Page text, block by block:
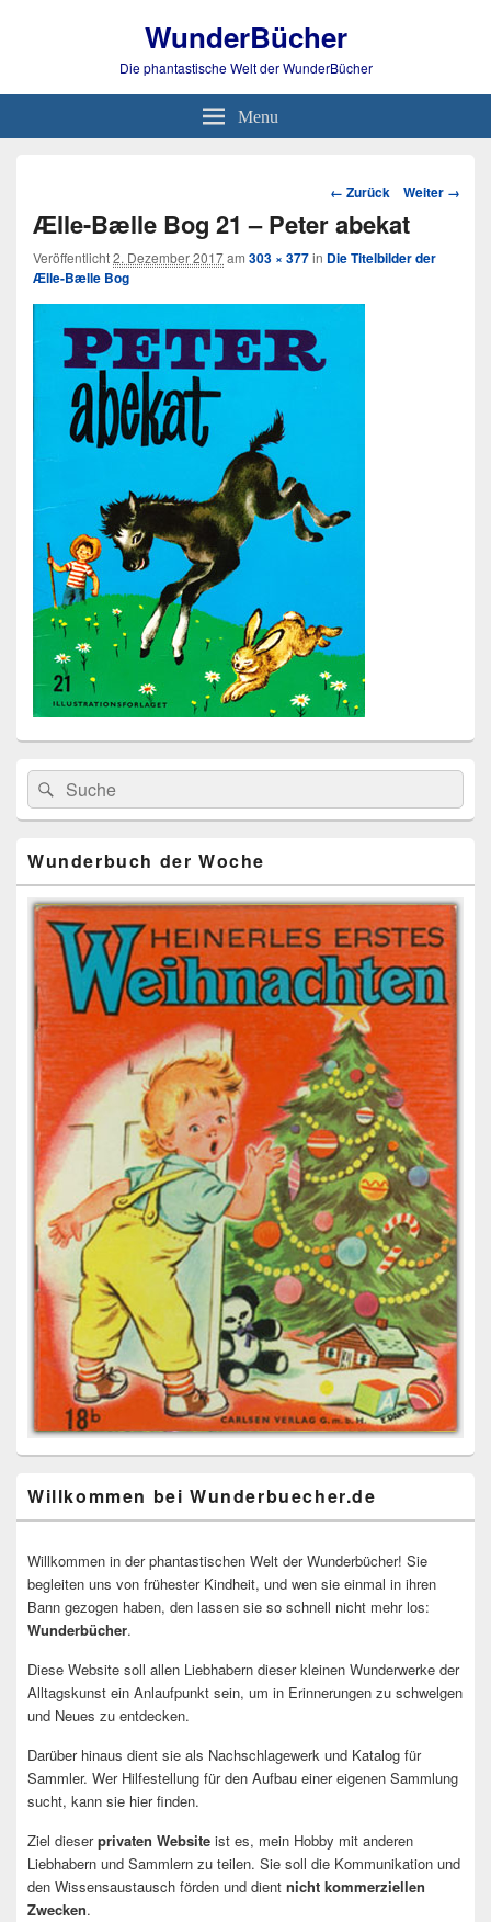
WunderBücher
Die phantastische Welt der WunderBücher
Menu
Bild-
Navigation
← Zurück Weiter →
Ælle-Bælle Bog 21 – Peter abekat
Veröffentlicht2. Dezember 2017am 303 × 377in Die Titelbilder der
Ælle-Bælle Bog
Primärer
Seitenleisten
Widget-
Bereich
Search
for:
Suche
Wunderbuch der Woche
Willkommen bei Wunderbuecher.de
Willkommen in der phantastischen Welt der Wunderbücher! Sie
begleiten uns von frühester Kindheit, und wen sie einmal in ihren
Bann gezogen haben, den lassen sie so schnell nicht mehr los:
Wunderbücher.
Diese Website soll allen Liebhabern dieser kleinen Wunderwerke der
Alltagskunst ein Anlaufpunkt sein, um in Erinnerungen zu schwelgen
und Neues zu entdecken.
Darüber hinaus dient sie als Nachschlagewerk und Katalog für
Sammler. Wer Hilfestellung für den Aufbau einer eigenen Sammlung
sucht, kann sie hier finden.
Ziel dieserprivaten Website ist es, mein Hobby mit anderen
Liebhabern und Sammlern zu teilen. Sie soll die Kommunikation und
den Wissensaustausch förden und dient nicht kommerziellen
Zwecken.